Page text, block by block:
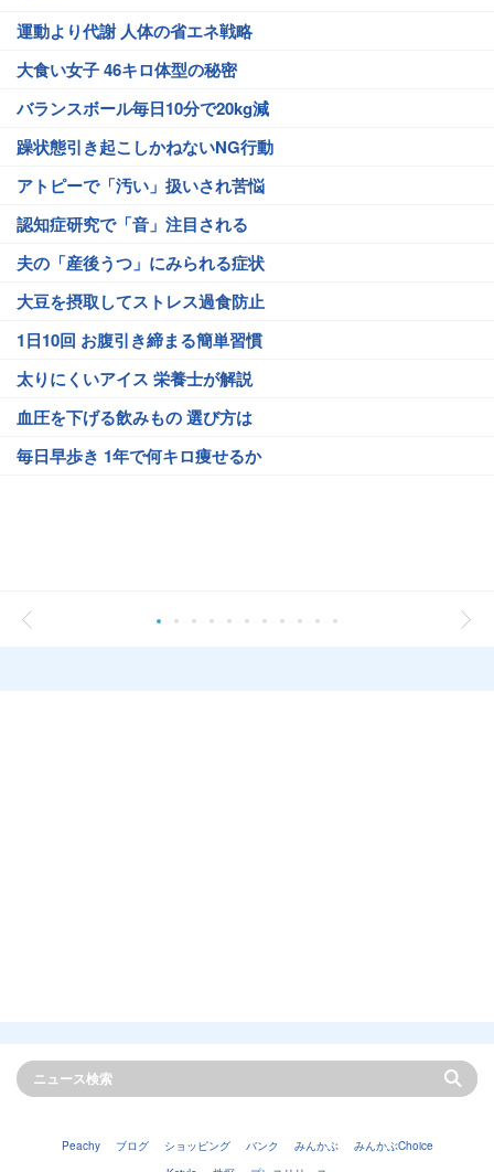
運動より代謝 人体の省エネ戦略
大食い女子 46キロ体型の秘密
バランスボール毎日10分で20kg減
躁状態引き起こしかねないNG行動
アトピーで「汚い」扱いされ苦悩
認知症研究で「音」注目される
夫の「産後うつ」にみられる症状
大豆を摂取してストレス過食防止
1日10回 お腹引き締まる簡単習慣
太りにくいアイス 栄養士が解説
血圧を下げる飲みもの 選び方は
毎日早歩き 1年で何キロ痩せるか
Peachy ブログ ショッピング バンク みんかぶ
みんかぶChoice